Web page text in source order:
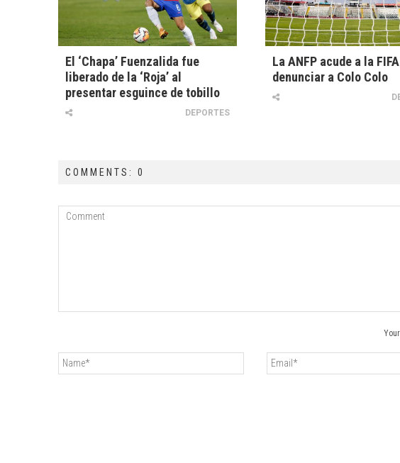
El ‘Chapa’ Fuenzalida fue
liberado de la ‘Roja’ al
presentar esguince de tobillo
DEPORTES
La ANFP acude a la
denunciar a Colo Colo
COMMENTS: 0